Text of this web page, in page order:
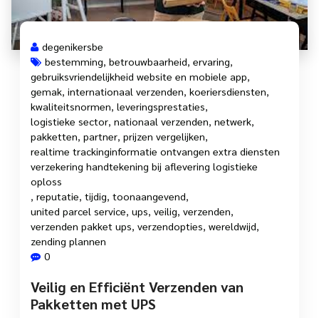
degenikersbe
bestemming betrouwbaarheid ervaring
gebruiksvriendelijkheid website en mobiele app
gemak internationaal verzenden koeriersdiensten
kwaliteitsnormen leveringsprestaties
logistieke sector nationaal verzenden netwerk
pakketten partner prijzen vergelijken
realtime trackinginformatie ontvangen extra diensten
verzekering handtekening bij aflevering logistieke
oploss
reputatie tijdig toonaangevend
united parcel service ups veilig verzenden
verzenden pakket ups verzendopties wereldwijd
zending plannen
0
Veilig en Efficiënt Verzenden van
Pakketten met UPS